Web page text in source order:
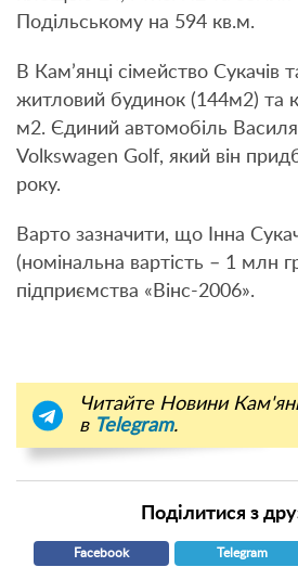
Подільському на 594 кв.м.
В Кам’янці сімейство Сукачів
житловий будинок (144м2) та
м2. Єдиний автомобіль
Volkswagen Golf, який він
року.
Варто зазначити, що Інна
(номінальна вартість – 1 млн
підприємства «Вінс-2006».
Читайте Новини
в Telegram.
Поділитися з
Facebook Telegram